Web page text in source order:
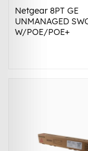
Netgear 8PT GE
UNMANAGED
W/POE/POE+